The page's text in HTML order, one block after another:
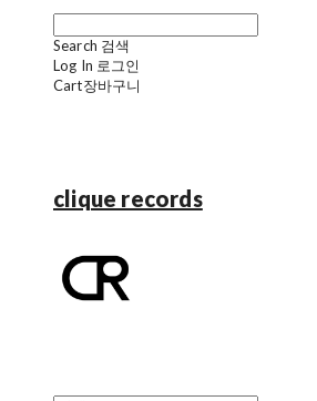
Search 검색
Log In 로그인
Cart장바구니
clique records